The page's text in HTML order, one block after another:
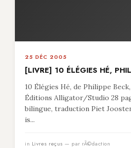
25 DÉC 2005
[LIVRE] 10 ÉLÉGIES HÉ,
10 Élégies Hé, de Philippe
Éditions Alligator/Studio 28
bilingue, traduction Piet
is...
in Livres reçus — par rÃ©daction